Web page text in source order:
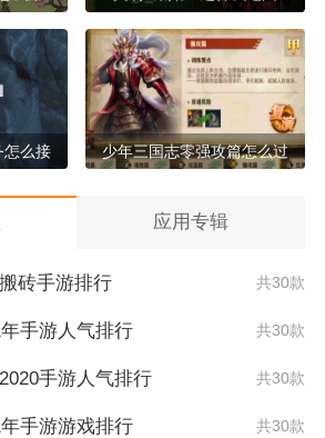
怎么接 少年三国志零强攻篇怎么过
应用专辑
砖手游排行 共30款
手游人气排行 共30款
手游人气排行 共30款
手游游戏排行 共30款